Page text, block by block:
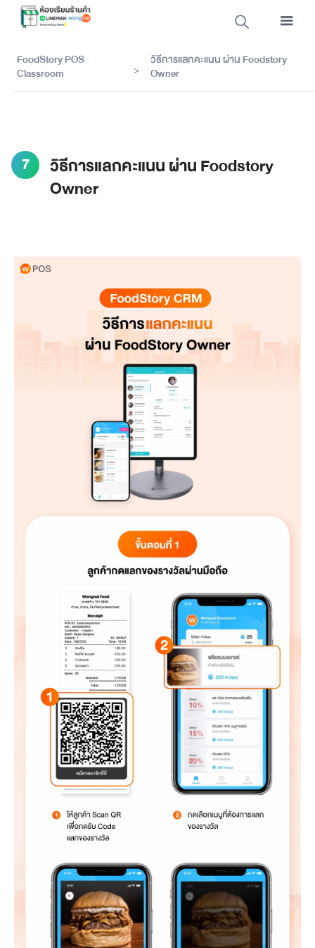
FoodStory POS
Classroom
>
วิธีการแลกคะแนน ผ่าน Foodstory
Owner
7
วิธีการแลกคะแนน ผ่าน Foodstory
Owner